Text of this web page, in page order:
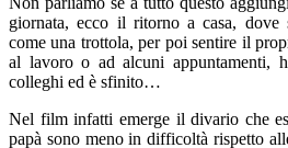
giornata, ecco il ritorno a casa, dove
come una trottola, per poi sentire il
al lavoro o ad alcuni appuntamenti,
colleghi ed è sfinito…
Nel film infatti emerge il divario che
papà sono meno in difficoltà rispetto